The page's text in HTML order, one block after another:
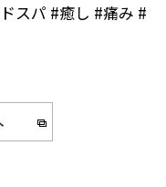
スパ #癒し #痛み #